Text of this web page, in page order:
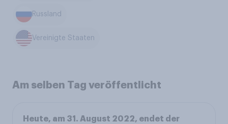
Russland
Vereinigte Staaten
Am selben Tag veröffentlicht
Heute, am 31. August 2022, endet der